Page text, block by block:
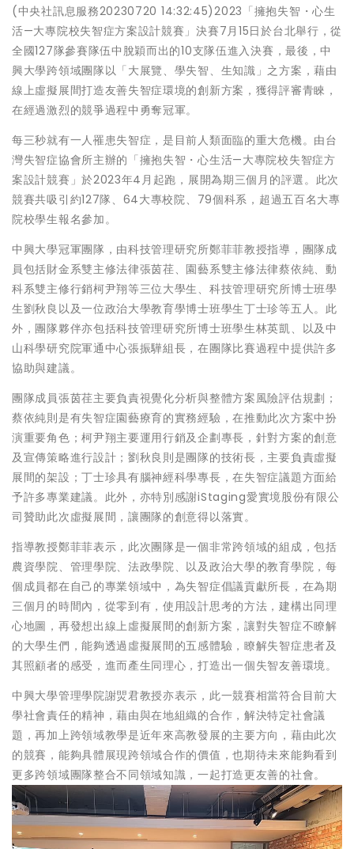
(中央社訊息服務20230720 14:32:45)2023「擁抱失智・心生
活—大專院校失智症方案設計競賽」決賽7月15日於台北舉行，從
全國127隊參賽隊伍中脫穎而出的10支隊伍進入決賽，最後，中
興大學跨領域團隊以「大展覽、學失智、生知識」之方案，藉由
線上虛擬展間打造友善失智症環境的創新方案，獲得評審青睞，
在經過激烈的競爭過程中勇奪冠軍。
每三秒就有一人罹患失智症，是目前人類面臨的重大危機。由台
灣失智症協會所主辦的「擁抱失智・心生活—大專院校失智症方
案設計競賽」於2023年4月起跑，展開為期三個月的評選。此次
競賽共吸引約127隊、64大專校院、79個科系，超過五百名大專
院校學生報名參加。
中興大學冠軍團隊，由科技管理研究所鄭菲菲教授指導，團隊成
員包括財金系雙主修法律張茵荏、園藝系雙主修法律蔡依純、動
科系雙主修行銷柯尹翔等三位大學生、科技管理研究所博士班學
生劉秋良以及一位政治大學教育學博士班學生丁士珍等五人。此
外，團隊夥伴亦包括科技管理研究所博士班學生林英凱、以及中
山科學研究院軍通中心張振驊組長，在團隊比賽過程中提供許多
協助與建議。
團隊成員張茵荏主要負責視覺化分析與整體方案風險評估規劃；
蔡依純則是有失智症園藝療育的實務經驗，在推動此次方案中扮
演重要角色；柯尹翔主要運用行銷及企劃專長，針對方案的創意
及宣傳策略進行設計；劉秋良則是團隊的技術長，主要負責虛擬
展間的架設；丁士珍具有腦神經科學專長，在失智症議題方面給
予許多專業建議。此外，亦特別感謝iStaging愛實境股份有限公
司贊助此次虛擬展間，讓團隊的創意得以落實。
指導教授鄭菲菲表示，此次團隊是一個非常跨領域的組成，包括
農資學院、管理學院、法政學院、以及政治大學的教育學院，每
個成員都在自己的專業領域中，為失智症倡議貢獻所長，在為期
三個月的時間內，從零到有，使用設計思考的方法，建構出同理
心地圖，再發想出線上虛擬展間的創新方案，讓對失智症不瞭解
的大學生們，能夠透過虛擬展間的五感體驗，瞭解失智症患者及
其照顧者的感受，進而產生同理心，打造出一個失智友善環境。
中興大學管理學院謝焸君教授亦表示，此一競賽相當符合目前大
學社會責任的精神，藉由與在地組織的合作，解決特定社會議
題，再加上跨領域教學是近年來高教發展的主要方向，藉由此次
的競賽，能夠具體展現跨領域合作的價值，也期待未來能夠看到
更多跨領域團隊整合不同領域知識，一起打造更友善的社會。